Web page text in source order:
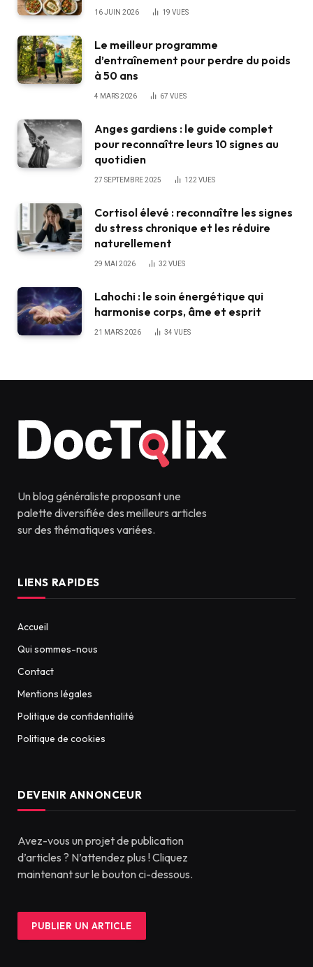
16 JUIN 2026 19 VUES
Le meilleur programme
d’entraînement pour perdre du poids
à 50 ans
4 MARS 2026 67 VUES
Anges gardiens : le guide complet
pour reconnaître leurs 10 signes au
quotidien
27 SEPTEMBRE 2025 122VUES
Cortisol élevé : reconnaître les signes
du stress chronique et les réduire
naturellement
29 MAI 2026 32VUES
Lahochi : le soin énergétique qui
harmonise corps, âme et esprit
21 MARS 2026 34 VUES
Un blog généraliste proposant une
palette diversifiée des meilleurs articles
sur des thématiques variées.
LIENS RAPIDES
Accueil
Qui sommes-nous
Contact
Mentions légales
Politique de confidentialité
Politique de cookies
DEVENIR ANNONCEUR
Avez-vous un projet de publication
d’articles ? N’attendez plus ! Cliquez
maintenant sur le bouton ci-dessous.
PUBLIER UN ARTICLE